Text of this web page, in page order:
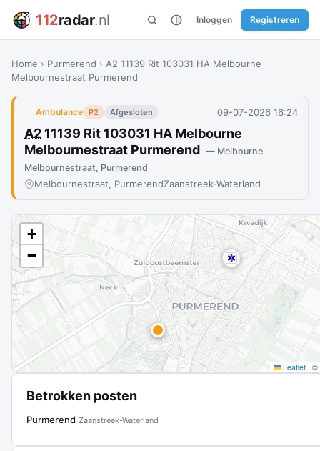
112radar.nl Inloggen Registreren
Home › Purmerend › A2 11139 Rit 103031 HA Melbourne
Melbournestraat Purmerend
Ambulance P2 Afgesloten 09-07-2026 16:24
A2 11139 Rit 103031 HA Melbourne
Melbournestraat Purmerend — Melbourne
Melbournestraat, Purmerend
Melbournestraat, PurmerendZaanstreek-Waterland
+
−
Leaflet | ©
Betrokken posten
Purmerend Zaanstreek-Waterland